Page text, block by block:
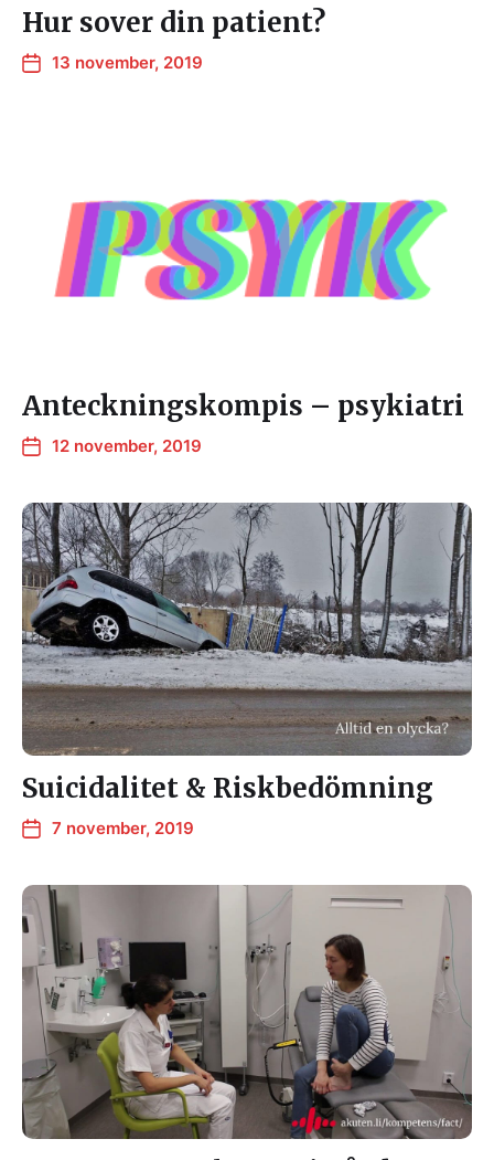
Hur sover din patient?
13 november, 2019
Anteckningskompis – psykiatri
12 november, 2019
Suicidalitet & Riskbedömning
7 november, 2019